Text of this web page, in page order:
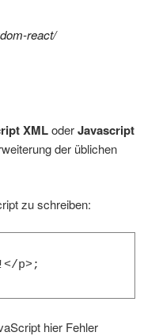
react/
XMLoderJavascript
der üblichen
zu schreiben:
hier Fehler